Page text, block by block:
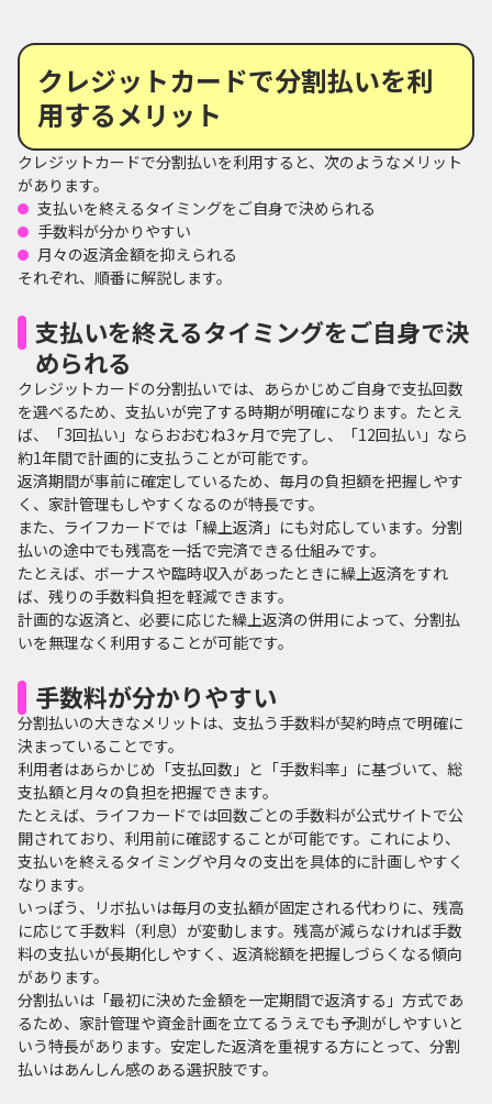
クレジットカードで分割払いを利
用するメリット
クレジットカードで分割払いを利用すると、次のようなメリット
があります。
支払いを終えるタイミングをご自身で決められる
手数料が分かりやすい
月々の返済金額を抑えられる
それぞれ、順番に解説します。
支払いを終えるタイミングをご自身で決
められる
クレジットカードの分割払いでは、あらかじめご自身で支払回数
を選べるため、支払いが完了する時期が明確になります。たとえ
ば、「3回払い」ならおおむね3ヶ月で完了し、「12回払い」なら
約1年間で計画的に支払うことが可能です。
返済期間が事前に確定しているため、毎月の負担額を把握しやす
く、家計管理もしやすくなるのが特長です。
また、ライフカードでは「繰上返済」にも対応しています。分割
払いの途中でも残高を一括で完済できる仕組みです。
たとえば、ボーナスや臨時収入があったときに繰上返済をすれ
ば、残りの手数料負担を軽減できます。
計画的な返済と、必要に応じた繰上返済の併用によって、分割払
いを無理なく利用することが可能です。
手数料が分かりやすい
分割払いの大きなメリットは、支払う手数料が契約時点で明確に
決まっていることです。
利用者はあらかじめ「支払回数」と「手数料率」に基づいて、総
支払額と月々の負担を把握できます。
たとえば、ライフカードでは回数ごとの手数料が公式サイトで公
開されており、利用前に確認することが可能です。これにより、
支払いを終えるタイミングや月々の支出を具体的に計画しやすく
なります。
いっぽう、リボ払いは毎月の支払額が固定される代わりに、残高
に応じて手数料（利息）が変動します。残高が減らなければ手数
料の支払いが長期化しやすく、返済総額を把握しづらくなる傾向
があります。
分割払いは「最初に決めた金額を一定期間で返済する」方式であ
るため、家計管理や資金計画を立てるうえでも予測がしやすいと
いう特長があります。安定した返済を重視する方にとって、分割
払いはあんしん感のある選択肢です。